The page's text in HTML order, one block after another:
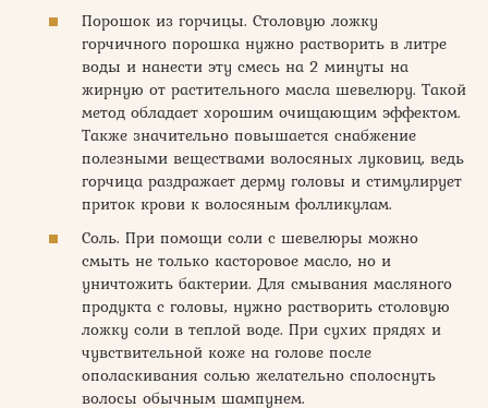
Порошок из горчицы. Столовую ложку
горчичного порошка нужно растворить в литре
воды и нанести эту смесь на 2 минуты на
жирную от растительного масла шевелюру. Такой
метод обладает хорошим очищающим эффектом.
Также значительно повышается снабжение
полезными веществами волосяных луковиц, ведь
горчица раздражает дерму головы и стимулирует
приток крови к волосяным фолликулам.
Соль. При помощи соли с шевелюры можно
смыть не только касторовое масло, но и
уничтожить бактерии. Для смывания масляного
продукта с головы, нужно растворить столовую
ложку соли в теплой воде. При сухих прядях и
чувствительной коже на голове после
ополаскивания солью желательно сполоснуть
волосы обычным шампунем.